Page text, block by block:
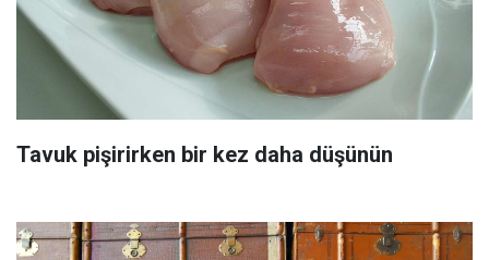
Tavuk pişirirken bir kez daha düşünün